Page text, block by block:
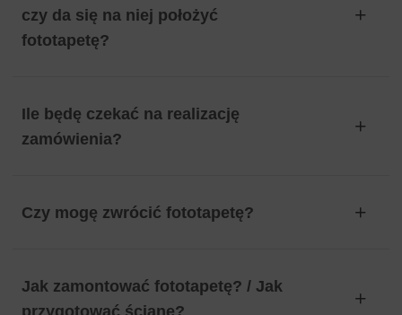
czy da się na niej położyć
fototapetę?
Ile będę czekać na realizację
zamówienia?
Czy mogę zwrócić fototapetę?
Jak zamontować fototapetę? / Jak
przygotować ścianę?